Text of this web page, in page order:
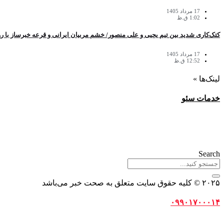
17 مرداد 1405
1:02 ق.ظ
کتک‌کاری شدید بین تیم یحیی و علی منصور/ خشم مربیان ایرانی‌ و قرعه خبرساز با
17 مرداد 1405
12:52 ق.ظ
لینک‌ها »
خدمات سئو
Search
۲۰۲۵ © کلیه حقوق سایت متعلق به صحت خبر می‌باشد
۰۹۹۰۱۷۰۰۰۱۴